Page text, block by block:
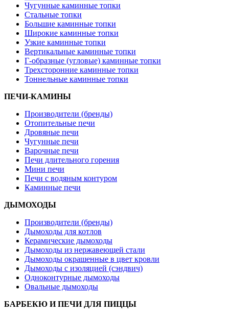
Чугунные каминные топки
Стальные топки
Большие каминные топки
Широкие каминные топки
Узкие каминные топки
Вертикальные каминные топки
Г-образные (угловые) каминные топки
Трехсторонние каминные топки
Тоннельные каминные топки
ПЕЧИ-КАМИНЫ
Производители (бренды)
Отопительные печи
Дровяные печи
Чугунные печи
Варочные печи
Печи длительного горения
Мини печи
Печи с водяным контуром
Каминные печи
ДЫМОХОДЫ
Производители (бренды)
Дымоходы для котлов
Керамические дымоходы
Дымоходы из нержавеющей стали
Дымоходы окрашенные в цвет кровли
Дымоходы с изоляцией (сэндвич)
Одноконтурные дымоходы
Овальные дымоходы
БАРБЕКЮ И ПЕЧИ ДЛЯ ПИЦЦЫ